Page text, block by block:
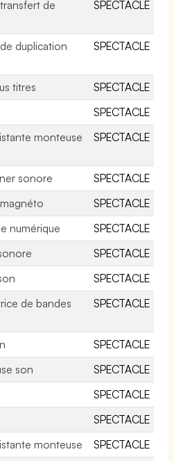
de
SPECTACLE
duplication
SPECTACLE
titres
SPECTACLE
SPECTACLE
monteuse
SPECTACLE
sonore
SPECTACLE
SPECTACLE
numérique
SPECTACLE
SPECTACLE
SPECTACLE
de bandes
SPECTACLE
SPECTACLE
son
SPECTACLE
SPECTACLE
SPECTACLE
monteuse
SPECTACLE